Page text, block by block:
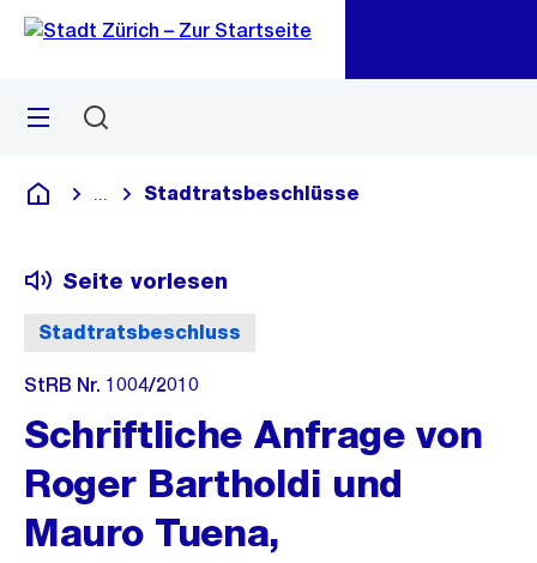
Navigation
Sprunglink
Menü
Deutsch
Blende alle Breadcrumbs ein
Stadtratsbeschlüsse
Stadtratsbeschluss
Seite vorlesen
StRB Nr. 1004/2010
Schriftliche Anfrage von
Roger Bartholdi und
Mauro Tuena,